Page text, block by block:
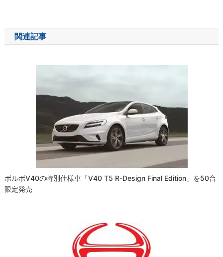
ナ
ビ
関連記事
ボルボV40の特別仕様車「V40 T5 R-Design Final Edition」を50台
限定発売